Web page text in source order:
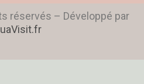
réservés – Développé par